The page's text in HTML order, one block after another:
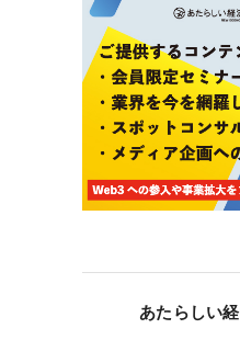
あたらしい